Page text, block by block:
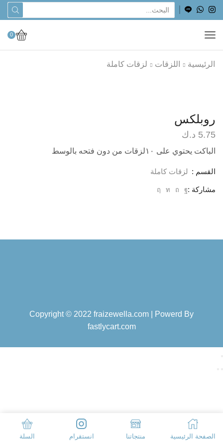
0
الرئيسية اللزقات لزقات كاملة
روبلكس
5.75 د.ك
الباكت يحتوي على ١٠لزقات من دون فتحه بالوسط
القسم : لزقات كاملة
مشاركة :
Copyright © 2022 fraizewella.com | Powerd By
fastlycart.com
الصفحة الرئيسية منتجاتنا انستقرام السلة